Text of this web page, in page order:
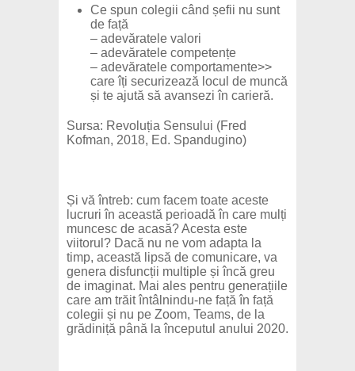
Ce spun colegii când șefii nu sunt
de față
– adevăratele valori
– adevăratele competențe
– adevăratele comportamente>>
care îți securizează locul de muncă
și te ajută să avansezi în carieră.
Sursa: Revoluția Sensului (Fred
Kofman, 2018, Ed. Spandugino)
Și vă întreb: cum facem toate aceste
lucruri în această perioadă în care mulți
muncesc de acasă? Acesta este
viitorul? Dacă nu ne vom adapta la
timp, această lipsă de comunicare, va
genera disfuncții multiple și încă greu
de imaginat. Mai ales pentru generațiile
care am trăit întâlnindu-ne față în față
colegii și nu pe Zoom, Teams, de la
grădiniță până la începutul anului 2020.